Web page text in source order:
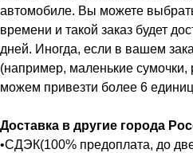
автомобиле. Вы можете
времени и такой заказ будет
дней. Иногда, если в вашем
(например, маленькие
можем привезти более 6
Доставка в другие города
•СДЭК(100% предоплата, до